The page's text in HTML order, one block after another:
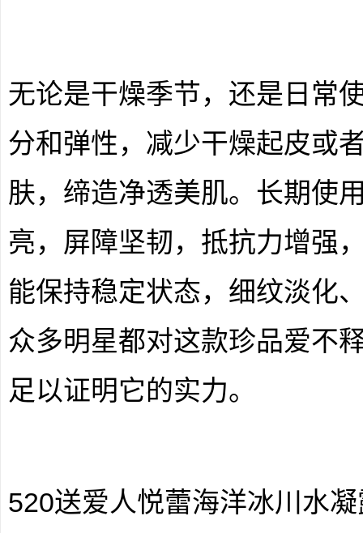
无论是干燥季节，还是日常
分和弹性，减少干燥起皮或
肤，缔造净透美肌。长期使
亮，屏障坚韧，抵抗力增强
能保持稳定状态，细纹淡化
众多明星都对这款珍品爱不
足以证明它的实力。
520送爱人悦蕾海洋冰川水